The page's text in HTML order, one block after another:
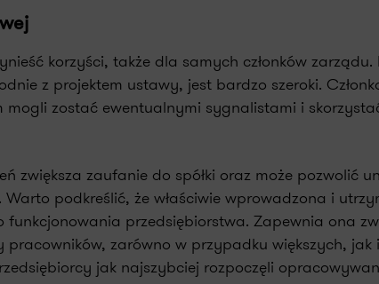
korzyści, także dla samych członków zarządu.
z projektem ustawy, jest bardzo szeroki.
zostać ewentualnymi sygnalistami i
zwiększa zaufanie do spółki oraz może pozwolić
podkreślić, że właściwie wprowadzona i
przedsiębiorstwa. Zapewnia ona
zarówno w przypadku większych, jak
jak najszybciej rozpoczęli